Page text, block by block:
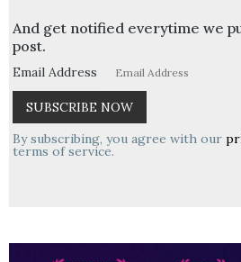
And get notified everytime we
post.
Email Address
By subscribing, you agree with our
terms of service.